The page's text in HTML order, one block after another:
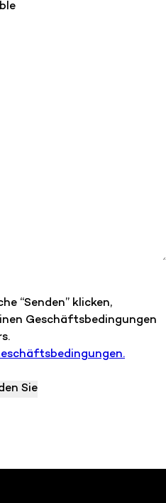
“Senden” klicken,
Geschäftsbedingungen